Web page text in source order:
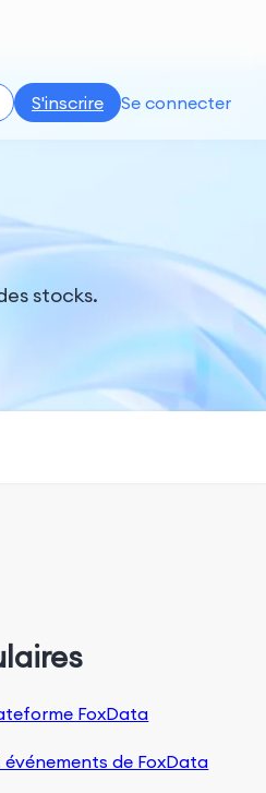
S'inscrire Se connecter
stocks.
FoxData
événements de FoxData